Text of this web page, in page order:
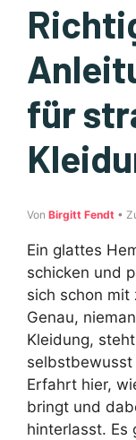
für
Von Birgitt Fendt •
Ein glattes
schicken und
sich schon
Genau,
Kleidung,
Erfahrt hier,
bringt und
hinterlasst. Es